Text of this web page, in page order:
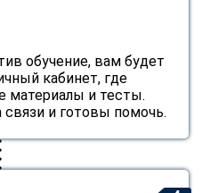
обучение, вам будет
кабинет, где
материалы и тесты.
и готовы помочь.